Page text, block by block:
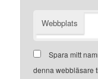
Webbplats
Spara mitt
denna webbläsare